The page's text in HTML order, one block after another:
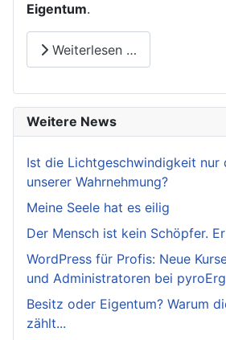
Eigentum.
Weiterlesen …
Weitere News
Ist die Lichtgeschwindigkeit nur
unserer Wahrnehmung?
Meine Seele hat es eilig
Der Mensch ist kein Schöpfer.
WordPress für Profis: Neue
und Administratoren bei
Besitz oder Eigentum? Warum
zählt...